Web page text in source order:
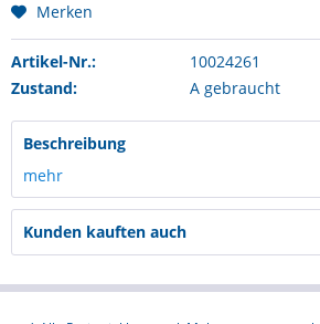
Merken
Artikel-Nr.:
10024261
Zustand:
A gebraucht
Beschreibung
mehr
Kunden kauften auch